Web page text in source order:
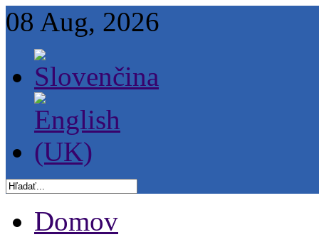
08 Aug, 2026
Domov